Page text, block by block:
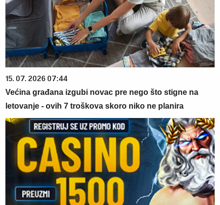
15. 07. 2026 07:44
Većina građana izgubi novac pre nego što stigne na
letovanje - ovih 7 troškova skoro niko ne planira